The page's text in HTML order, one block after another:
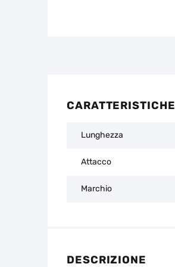
CARATTERISTICHE
Lunghezza
Attacco
Marchio
DESCRIZIONE